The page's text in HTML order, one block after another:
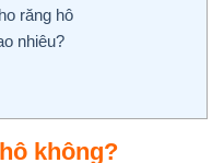
răng hô
nhiêu?
không?